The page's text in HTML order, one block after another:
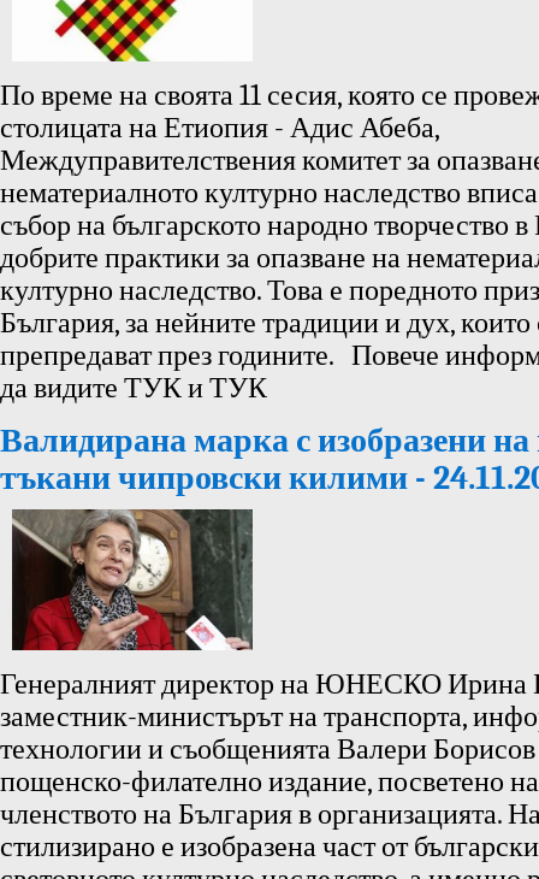
По време на своята 11 сесия, която се
столицата на Етиопия - Адис Абеба,
Междуправителствения комитет за
нематериалното културно наследство
събор на българското народно творчество в
добрите практики за опазване на
културно наследство. Това е поредното
България, за нейните традиции и дух, които
препредават през годините. Повече
да видите ТУК и ТУК
Валидирана марка с изобразени
тъкани чипровски килими -
Генералният директор на ЮНЕСКО Ирина
заместник-министърът на транспорта,
технологии и съобщенията Валери
пощенско-филателно издание, посветено
членството на България в организацията.
стилизирано е изобразена част от